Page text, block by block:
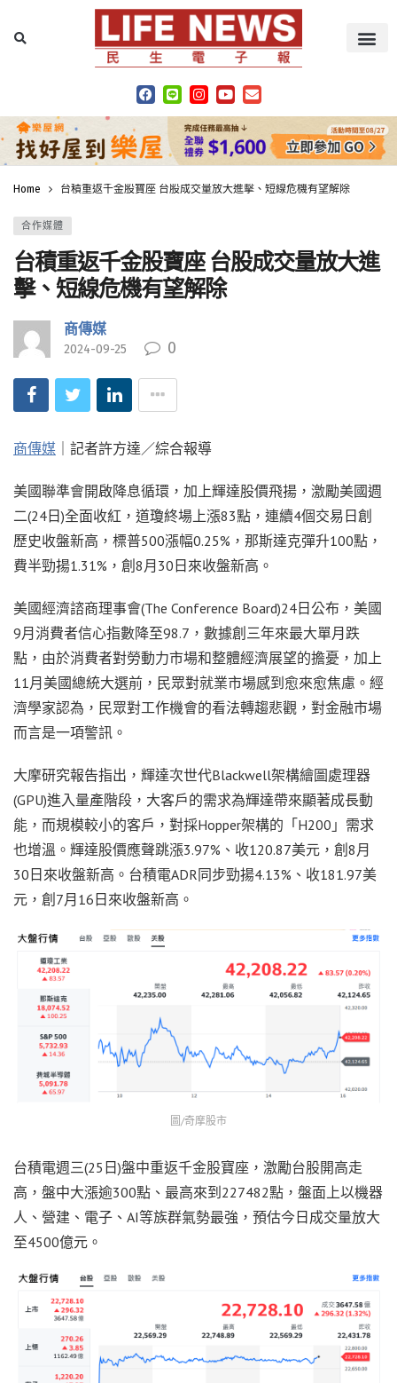
Home 台積重返千金股寶座 台股成交量放大進擊、短線危機有望解除
合作媒體
台積重返千金股寶座 台股成交量放大進
擊、短線危機有望解除
商傳媒
2024-09-25 0
商傳媒 ｜記者許方達／綜合報導
美國聯準會開啟降息循環，加上輝達股價飛揚，激勵美國週
二(24日)全面收紅，道瓊終場上漲83點，連續4個交易日創
歷史收盤新高，標普500漲幅0.25%，那斯達克彈升100點，
費半勁揚1.31%，創8月30日來收盤新高。
美國經濟諮商理事會(The Conference Board)24日公布，美國
9月消費者信心指數降至98.7，數據創三年來最大單月跌
點，由於消費者對勞動力市場和整體經濟展望的擔憂，加上
11月美國總統大選前，民眾對就業市場感到愈來愈焦慮。經
濟學家認為，民眾對工作機會的看法轉趨悲觀，對金融市場
而言是一項警訊。
大摩研究報告指出，輝達次世代Blackwell架構繪圖處理器
(GPU)進入量產階段，大客戶的需求為輝達帶來顯著成長動
能，而規模較小的客戶，對採Hopper架構的「H200」需求
也增溫。輝達股價應聲跳漲3.97%、收120.87美元，創8月
30日來收盤新高。台積電ADR同步勁揚4.13%、收181.97美
元，創7月16日來收盤新高。
圖/奇摩股市
台積電週三(25日)盤中重返千金股寶座，激勵台股開高走
高，盤中大漲逾300點、最高來到227482點，盤面上以機器
人、營建、電子、AI等族群氣勢最強，預估今日成交量放大
至4500億元。